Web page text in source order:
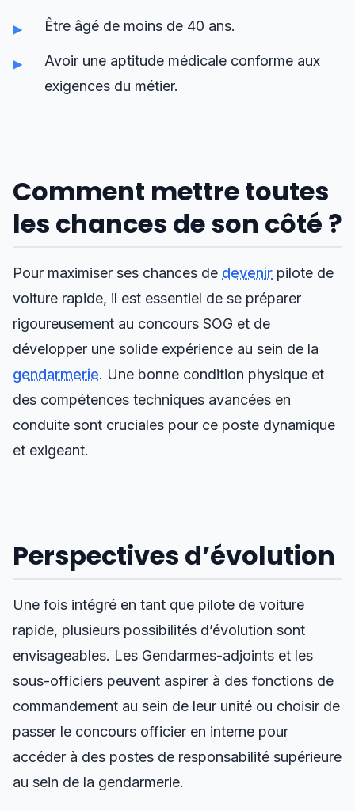
Être âgé de moins de 40 ans.
Avoir une aptitude médicale conforme aux
exigences du métier.
Comment mettre toutes
les chances de son côté ?
Pour maximiser ses chances de devenir pilote de
voiture rapide, il est essentiel de se préparer
rigoureusement au concours SOG et de
développer une solide expérience au sein de la
gendarmerie. Une bonne condition physique et
des compétences techniques avancées en
conduite sont cruciales pour ce poste dynamique
et exigeant.
Perspectives d’évolution
Une fois intégré en tant que pilote de voiture
rapide, plusieurs possibilités d’évolution sont
envisageables. Les Gendarmes-adjoints et les
sous-officiers peuvent aspirer à des fonctions de
commandement au sein de leur unité ou choisir de
passer le concours officier en interne pour
accéder à des postes de responsabilité supérieure
au sein de la gendarmerie.